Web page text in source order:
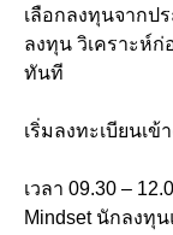
เลือกลงทุนจากป
ลงทุน วิเคราะห์
ทันที
เริ่มลงทะเบียนเข้
เวลา 09.30 –
Mindset นักลงทุ